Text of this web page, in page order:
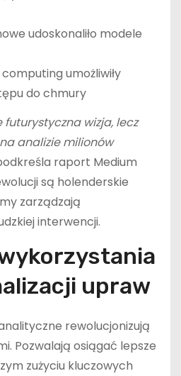
udoskonaliło modele
umożliwiły
do chmury
futurystyczna wizja, lecz
analizie milionów
raport Medium
są holenderskie
zarządzają
interwencji.
upraw
rewolucjonizują
Pozwalają osiągać lepsze
zużyciu kluczowych